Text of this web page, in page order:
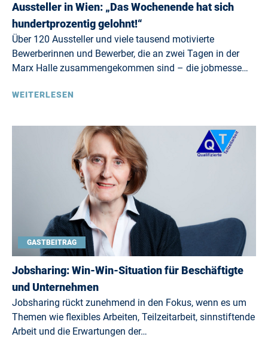
Aussteller in Wien: „Das Wochenende hat sich
hundertprozentig gelohnt!“
Über 120 Aussteller und viele tausend motivierte
Bewerberinnen und Bewerber, die an zwei Tagen in der
Marx Halle zusammengekommen sind – die jobmesse…
WEITERLESEN
GASTBEITRAG
Jobsharing: Win-Win-Situation für Beschäftigte
und Unternehmen
Jobsharing rückt zunehmend in den Fokus, wenn es um
Themen wie flexibles Arbeiten, Teilzeitarbeit, sinnstiftende
Arbeit und die Erwartungen der…